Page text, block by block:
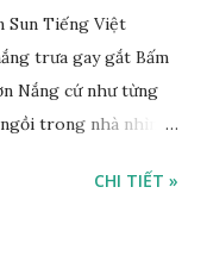
Sun Tiếng Việt
trưa gay gắt Bấm
Nắng cứ như từng
trong nhà nhìn
CHI TIẾT »